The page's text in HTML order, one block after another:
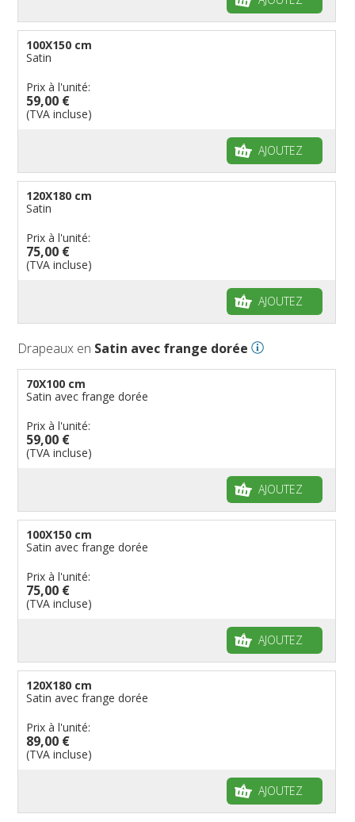
100X150 cm
Satin
Prix à l'unité:
59,00 €
(TVA incluse)
AJOUTEZ
120X180 cm
Satin
Prix à l'unité:
75,00 €
(TVA incluse)
AJOUTEZ
Drapeaux en Satin avec frange dorée
70X100 cm
Satin avec frange dorée
Prix à l'unité:
59,00 €
(TVA incluse)
AJOUTEZ
100X150 cm
Satin avec frange dorée
Prix à l'unité:
75,00 €
(TVA incluse)
AJOUTEZ
120X180 cm
Satin avec frange dorée
Prix à l'unité:
89,00 €
(TVA incluse)
AJOUTEZ